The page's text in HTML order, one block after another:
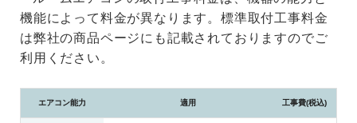
機能によって料金が異なります。標準取付工事料金
は弊社の商品ページにも記載されておりますのでご
利用ください。
エアコン能力 適用 工事費(税込)